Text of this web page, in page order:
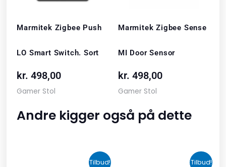
Marmitek Zigbee Push
LO Smart Switch. Sort
kr. 498,00
Gamer Stol
Marmitek Zigbee Sense
MI Door Sensor
kr. 498,00
Gamer Stol
Andre kigger også på dette
Tilbud!
Den
Tilbud!